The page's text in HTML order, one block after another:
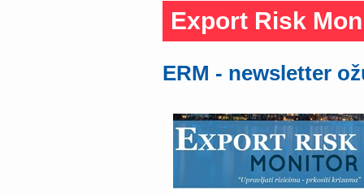
Export Risk
ERM - newsletter